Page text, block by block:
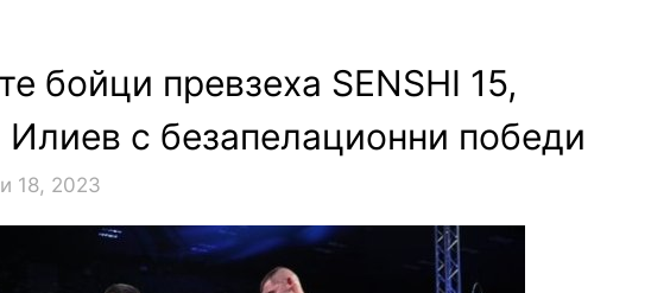
бойци превзеха SENSHI 15,
с безапелационни победи
18, 2023